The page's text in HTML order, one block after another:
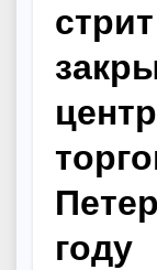
году